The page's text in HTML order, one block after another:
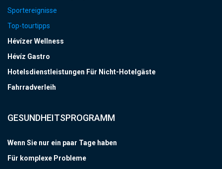
Sportereignisse
Top-tourtipps
Hévízer Wellness
Hévíz Gastro
Hotelsdienstleistungen Für Nicht-Hotelgäste
Fahrradverleih
GESUNDHEITSPROGRAMM
Wenn Sie nur ein paar Tage haben
Für komplexe Probleme